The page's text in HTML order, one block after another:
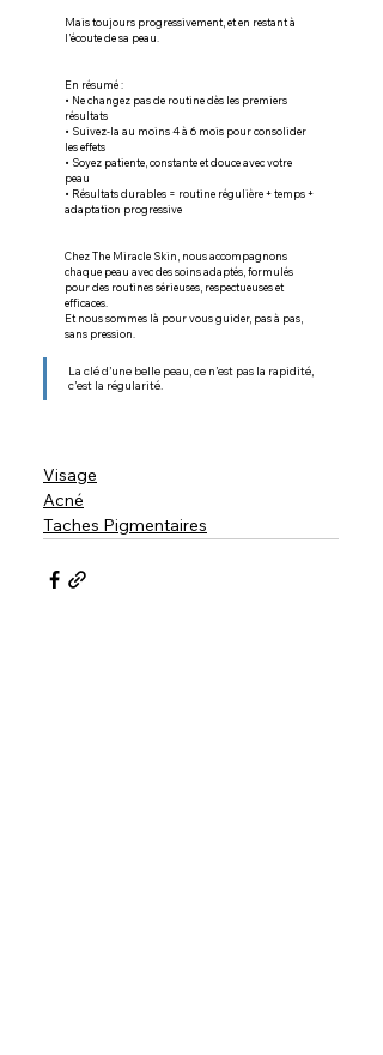
Mais toujours progressivement, et en restant à
l’écoute de sa peau.
En résumé :
• Ne changez pas de routine dès les premiers
résultats
• Suivez-la au moins 4 à 6 mois pour consolider
les effets
• Soyez patiente, constante et douce avec votre
peau
• Résultats durables = routine régulière + temps +
adaptation progressive
Chez The Miracle Skin, nous accompagnons
chaque peau avec des soins adaptés, formulés
pour des routines sérieuses, respectueuses et
efficaces.
Et nous sommes là pour vous guider, pas à pas,
sans pression.
La clé d’une belle peau, ce n’est pas la rapidité,
c’est la régularité.
Visage
Acné
Taches Pigmentaires